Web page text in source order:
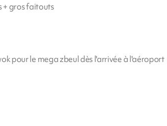
+ gros faitouts
pour le mega zbeul dès l'arrivée à l'aéroport